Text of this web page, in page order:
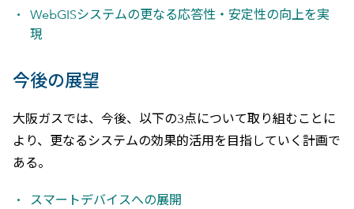
WebGISシステムの更なる応答性・安定性の向上を実
現
今後の展望
大阪ガスでは、今後、以下の3点について取り組むことに
より、更なるシステムの効果的活用を目指していく計画で
ある。
スマートデバイスへの展開